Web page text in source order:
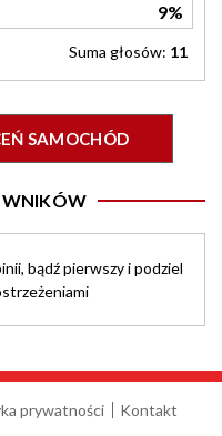
9%
Suma głosów: 11
SAMOCHÓD
bądź pierwszy i podziel
prywatności
Kontakt